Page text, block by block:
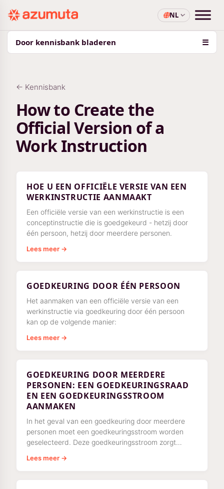
NL
Door kennisbank bladeren ☰
← Kennisbank
How to Create the
Official Version of a
Work Instruction
HOE U EEN OFFICIËLE VERSIE VAN EEN
WERKINSTRUCTIE AANMAAKT
Een officiële versie van een werkinstructie is een
conceptinstructie die is goedgekeurd - hetzij door
één persoon, hetzij door meerdere personen.
Lees meer →
GOEDKEURING DOOR ÉÉN PERSOON
Het aanmaken van een officiële versie van een
werkinstructie via goedkeuring door één persoon
kan op de volgende manier:
Lees meer →
GOEDKEURING DOOR MEERDERE
PERSONEN: EEN GOEDKEURINGSRAAD
EN EEN GOEDKEURINGSSTROOM
AANMAKEN
In het geval van een goedkeuring door meerdere
personen moet een goedkeuringsstroom worden
geselecteerd. Deze goedkeuringsstroom zorgt
Lees meer →